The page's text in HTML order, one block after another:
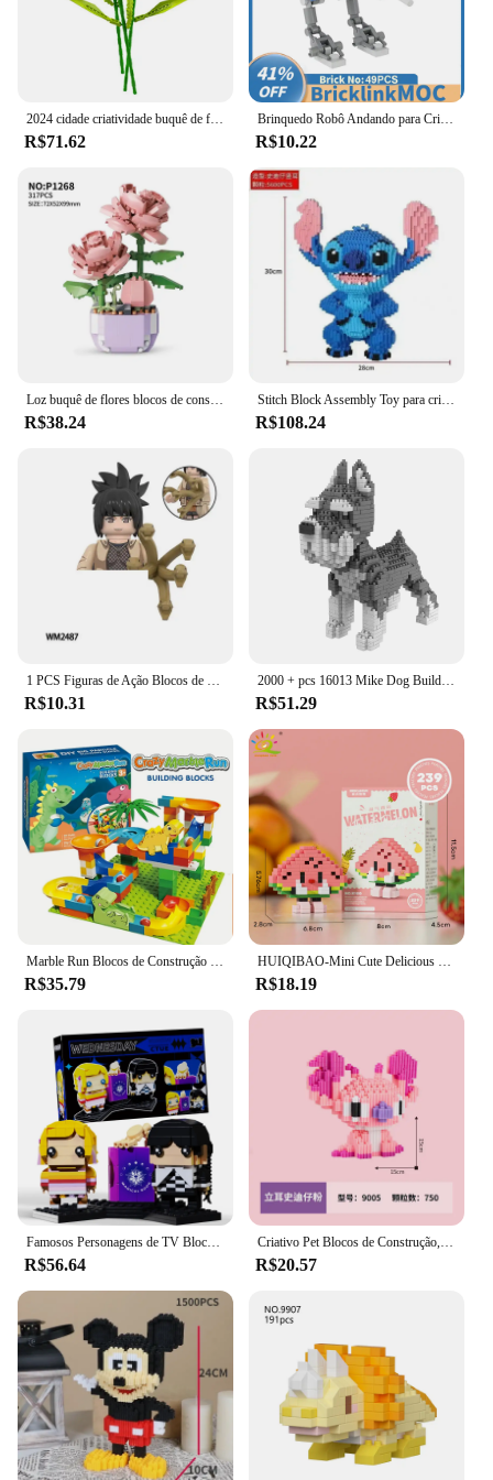
classrooms. Whether you're a vendor, supplier, or an
individual looking to purchase wholesale, these sets
are sure to delight and educate.
2024 cidade criatividade buquê de flores tulipa vaso planta modelo casa exibição blocos de construção tijolos brinquedos das crianças
R$71.62
Brinquedo Robô Andando para Crianças, Filme Famoso, MOC, Modelo ATRT, Idéias Criativas DIY, Presente de Aniversário, Blocos De Construção De Natal, Novo, 49Pcs
R$10.22
Loz buquê de flores blocos de construção kit diy flores bloco brinquedos conjunto dia dos namorados rosa tijolos conjunto presente para meninas amigos adultos
R$38.24
Stitch Block Assembly Toy para crianças, puzzle gigante, decoração desktop, presente de aniversário, entrega rápida, novo
R$108.24
1 PCS Figuras de Ação Blocos de Construção brinquedos Série WM6153 WM2475 WM2476 WM2477 WM2478 WM2479 WM2480 WM2481 WM2482 WM6154
R$10.31
2000 + pcs 16013 Mike Dog Building Blocks Diamante Micro Partículas Spelling Toy Pet Dog Block Modelo Brinquedos para Crianças Presentes
R$51.29
Marble Run Blocos de Construção para Crianças, Dinosaur Park, Educação Infantil STEM Toy, Maze Bricks Set, Presente de Aniversário e Festival
R$35.79
HUIQIBAO-Mini Cute Delicious Fruit Micro Building Blocks, 3D Diamond Model, Food Bricks, DIY City Construction Brinquedos para Crianças
R$18.19
Famosos Personagens de TV Blocos De Construção Para Crianças, Brinquedos De Tijolo, Sexta-feira e Enid, Modelo Conjunto, Presentes De Aniversário Para Menina, 375 PCs
R$56.64
Criativo Pet Blocos de Construção, Ponto, Pato Donald, Mickey Mouse, Série Assembly, Puzzle, Descompressão Toy, Enfeites, Animal
R$20.57